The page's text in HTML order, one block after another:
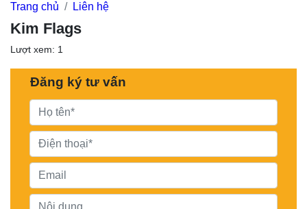
Trang chủ Liên hệ
Kim Flags
Lượt xem: 1
Đăng ký tư vấn